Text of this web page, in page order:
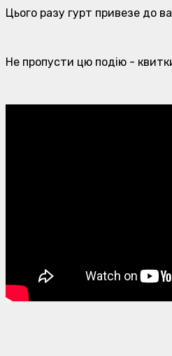
Цього разу гурт привезе до
Не пропусти цю подію -